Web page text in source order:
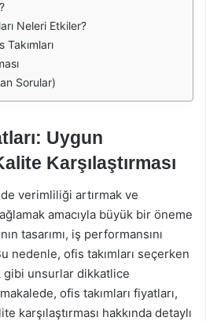
Neleri Etkiler?
Takımları
Sorular)
Uygun
Karşılaştırması
verimliliği artırmak ve
amacıyla büyük bir öneme
tasarımı, iş performansını
nedenle, ofis takımları seçerken
unsurlar dikkatlice
ofis takımları fiyatları,
karşılaştırması hakkında detaylı